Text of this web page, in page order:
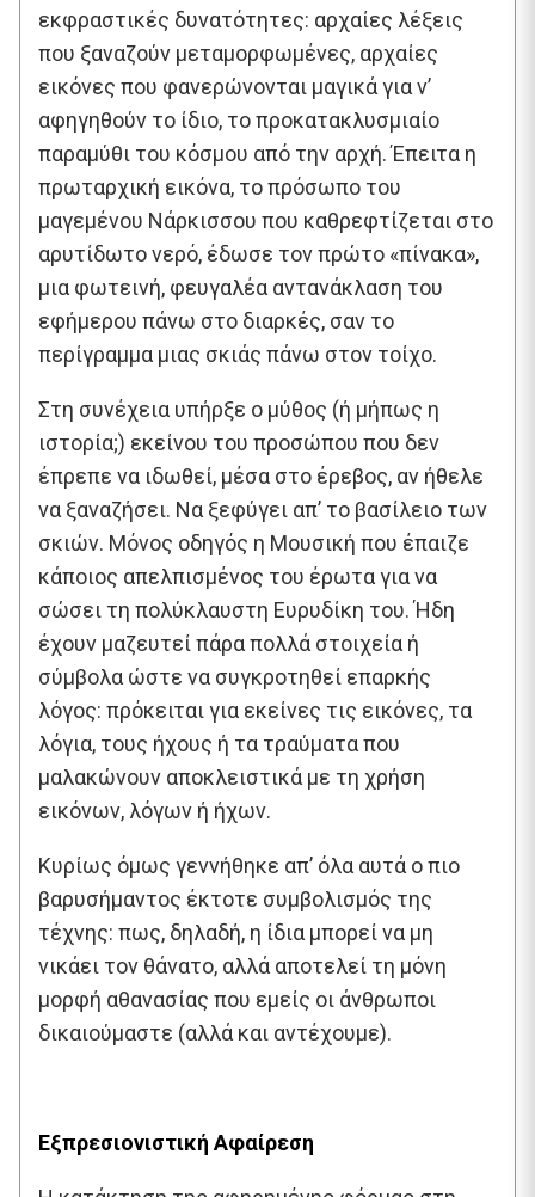
εκφραστικές δυνατότητες: αρχαίες λέξεις
που ξαναζούν μεταμορφωμένες, αρχαίες
εικόνες που φανερώνονται μαγικά για ν’
αφηγηθούν το ίδιο, το προκατακλυσμιαίο
παραμύθι του κόσμου από την αρχή. Έπειτα η
πρωταρχική εικόνα, το πρόσωπο του
μαγεμένου Νάρκισσου που καθρεφτίζεται στο
αρυτίδωτο νερό, έδωσε τον πρώτο «πίνακα»,
μια φωτεινή, φευγαλέα αντανάκλαση του
εφήμερου πάνω στο διαρκές, σαν το
περίγραμμα μιας σκιάς πάνω στον τοίχο.
Στη συνέχεια υπήρξε ο μύθος (ή μήπως η
ιστορία;) εκείνου του προσώπου που δεν
έπρεπε να ιδωθεί, μέσα στο έρεβος, αν ήθελε
να ξαναζήσει. Να ξεφύγει απ’ το βασίλειο των
σκιών. Μόνος οδηγός η Μουσική που έπαιζε
κάποιος απελπισμένος του έρωτα για να
σώσει τη πολύκλαυστη Ευρυδίκη του. Ήδη
έχουν μαζευτεί πάρα πολλά στοιχεία ή
σύμβολα ώστε να συγκροτηθεί επαρκής
λόγος: πρόκειται για εκείνες τις εικόνες, τα
λόγια, τους ήχους ή τα τραύματα που
μαλακώνουν αποκλειστικά με τη χρήση
εικόνων, λόγων ή ήχων.
Κυρίως όμως γεννήθηκε απ’ όλα αυτά ο πιο
βαρυσήμαντος έκτοτε συμβολισμός της
τέχνης: πως, δηλαδή, η ίδια μπορεί να μη
νικάει τον θάνατο, αλλά αποτελεί τη μόνη
μορφή αθανασίας που εμείς οι άνθρωποι
δικαιούμαστε (αλλά και αντέχουμε).
Εξπρεσιονιστική Αφαίρεση